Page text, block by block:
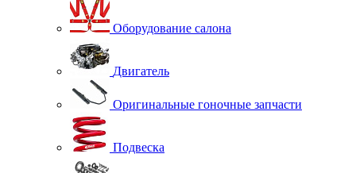
Оборудование салона
Двигатель
Оригинальные гоночные запчасти
Подвеска